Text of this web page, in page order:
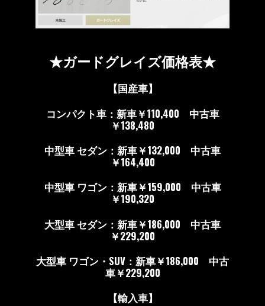
★ガードグレイズ価格表★
【国産車】
コンパクト車：新車￥110,400 中古車
￥138,480
中型車 セダン：新車￥132,000 中古車
￥164,400
中型車 ワゴン：新車￥159,000 中古車
￥190,320
大型車 セダン：新車￥186,000 中古車
￥229,200
大型車 ワゴン・SUV：新車￥186,000 中古
車￥229,200
【輸入車】